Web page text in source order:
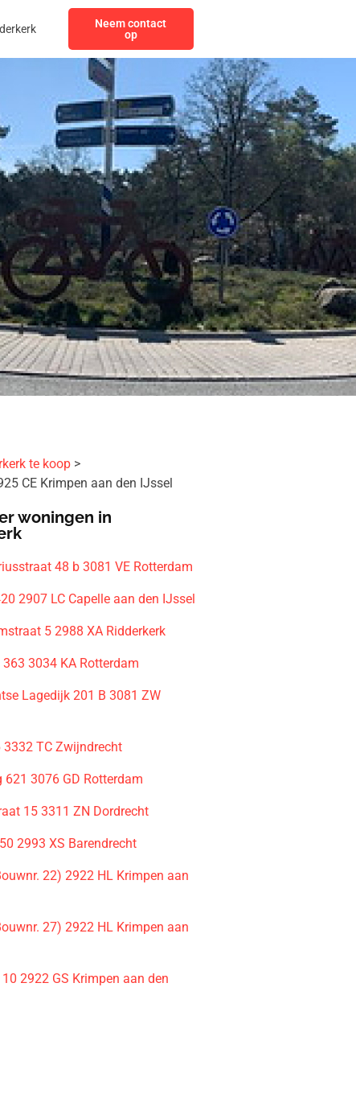
Neem contact
op
te koop
CE Krimpen aan den IJssel
woningen in
48 b 3081 VE Rotterdam
2907 LC Capelle aan den IJssel
5 2988 XA Ridderkerk
3034 KA Rotterdam
Lagedijk 201 B 3081 ZW
3332 TC Zwijndrecht
621 3076 GD Rotterdam
15 3311 ZN Dordrecht
2993 XS Barendrecht
22) 2922 HL Krimpen aan
27) 2922 HL Krimpen aan
2922 GS Krimpen aan den